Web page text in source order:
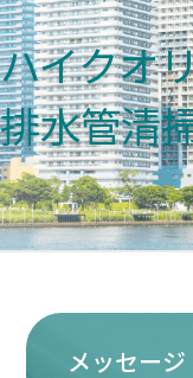
ハイクオ
排水管清
メッセージ